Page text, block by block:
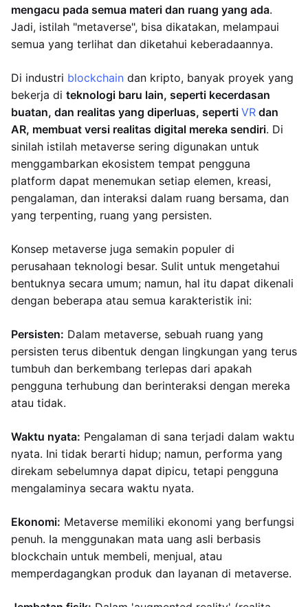
mengacu pada semua materi dan ruang yang ada.
Jadi, istilah "metaverse", bisa dikatakan, melampaui
semua yang terlihat dan diketahui keberadaannya.
Di industri blockchain dan kripto, banyak proyek yang
bekerja di teknologi baru lain, seperti kecerdasan
buatan, dan realitas yang diperluas, seperti VR dan
AR, membuat versi realitas digital mereka sendiri. Di
sinilah istilah metaverse sering digunakan untuk
menggambarkan ekosistem tempat pengguna
platform dapat menemukan setiap elemen, kreasi,
pengalaman, dan interaksi dalam ruang bersama, dan
yang terpenting, ruang yang persisten.
Konsep metaverse juga semakin populer di
perusahaan teknologi besar. Sulit untuk mengetahui
bentuknya secara umum; namun, hal itu dapat dikenali
dengan beberapa atau semua karakteristik ini:
Persisten: Dalam metaverse, sebuah ruang yang
persisten terus dibentuk dengan lingkungan yang terus
tumbuh dan berkembang terlepas dari apakah
pengguna terhubung dan berinteraksi dengan mereka
atau tidak.
Waktu nyata: Pengalaman di sana terjadi dalam waktu
nyata. Ini tidak berarti hidup; namun, performa yang
direkam sebelumnya dapat dipicu, tetapi pengguna
mengalaminya secara waktu nyata.
Ekonomi: Metaverse memiliki ekonomi yang berfungsi
penuh. Ia menggunakan mata uang asli berbasis
blockchain untuk membeli, menjual, atau
memperdagangkan produk dan layanan di metaverse.